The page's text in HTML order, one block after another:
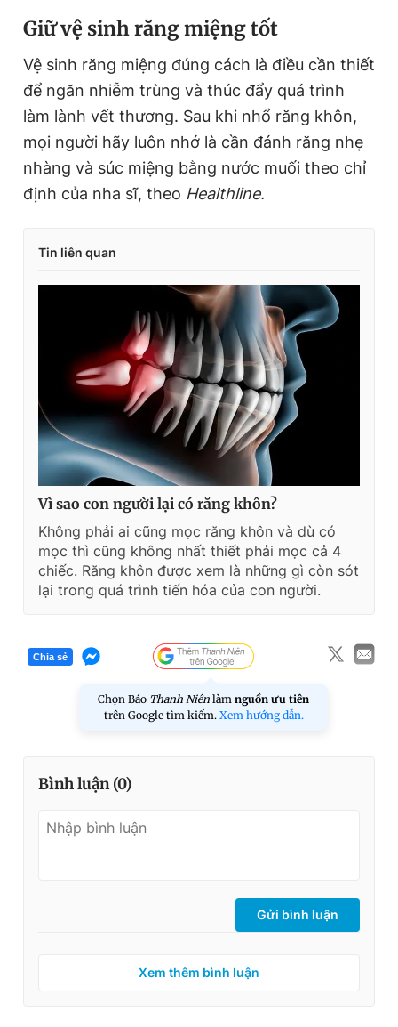
Giữ vệ sinh răng miệng tốt
Vệ sinh răng miệng đúng cách là điều cần thiết
để ngăn nhiễm trùng và thúc đẩy quá trình
làm lành vết thương. Sau khi nhổ răng khôn,
mọi người hãy luôn nhớ là cần đánh răng nhẹ
nhàng và súc miệng bằng nước muối theo chỉ
định của nha sĩ, theo Healthline.
Tin liên quan
Vì sao con người lại có răng khôn?
Không phải ai cũng mọc răng khôn và dù có
mọc thì cũng không nhất thiết phải mọc cả 4
chiếc. Răng khôn được xem là những gì còn sót
lại trong quá trình tiến hóa của con người.
Chia sẻ
Chọn Báo Thanh Niên làm nguồn ưu tiên
trên Google tìm kiếm. Xem hướng dẫn.
Bình luận (0)
Gửi bình luận
Xem thêm bình luận